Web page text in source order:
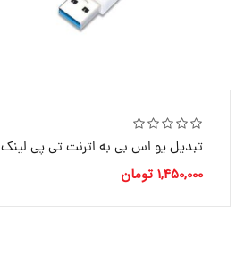
تبدیل یو اس بی به اترنت تی پی لینک UE330
1,450,000 تومان